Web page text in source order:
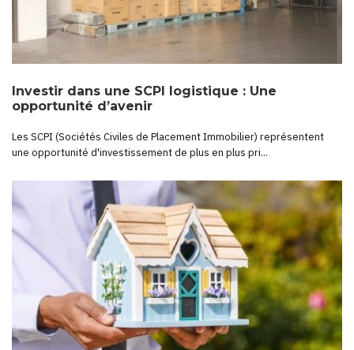
Investir dans une SCPI logistique : Une
opportunité d’avenir
Les SCPI (Sociétés Civiles de Placement Immobilier) représentent
une opportunité d'investissement de plus en plus pri...